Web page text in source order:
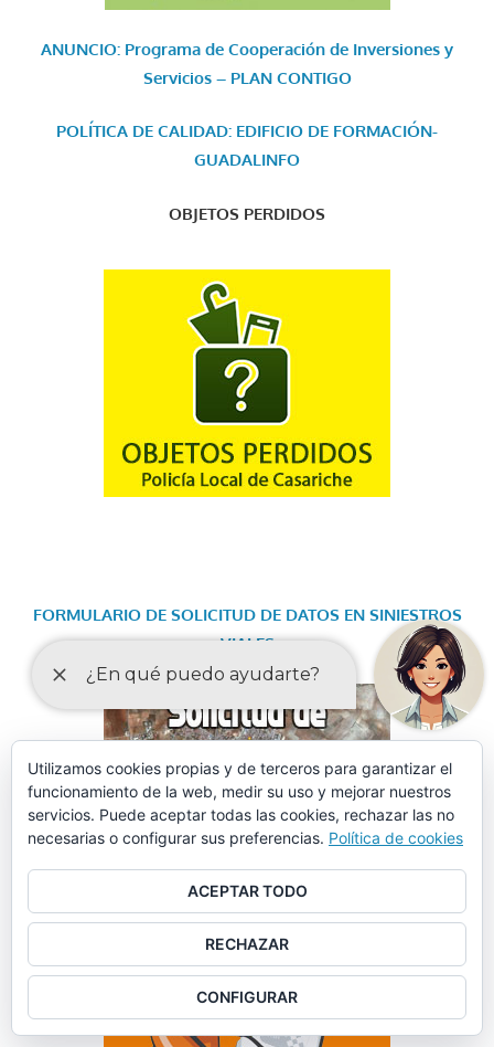
ANUNCIO: Programa de Cooperación de Inversiones y
Servicios – PLAN CONTIGO
POLÍTICA DE CALIDAD: EDIFICIO DE FORMACIÓN-
GUADALINFO
OBJETOS PERDIDOS
FORMULARIO DE SOLICITUD DE DATOS EN SINIESTROS
VIALES
Utilizamos cookies propias y de terceros para garantizar el
funcionamiento de la web, medir su uso y mejorar nuestros
servicios. Puede aceptar todas las cookies, rechazar las no
necesarias o configurar sus preferencias. Política de cookies
ACEPTAR TODO
RECHAZAR
CONFIGURAR